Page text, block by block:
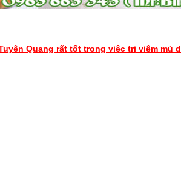
Quang rất tốt trong việc trị viêm mủ